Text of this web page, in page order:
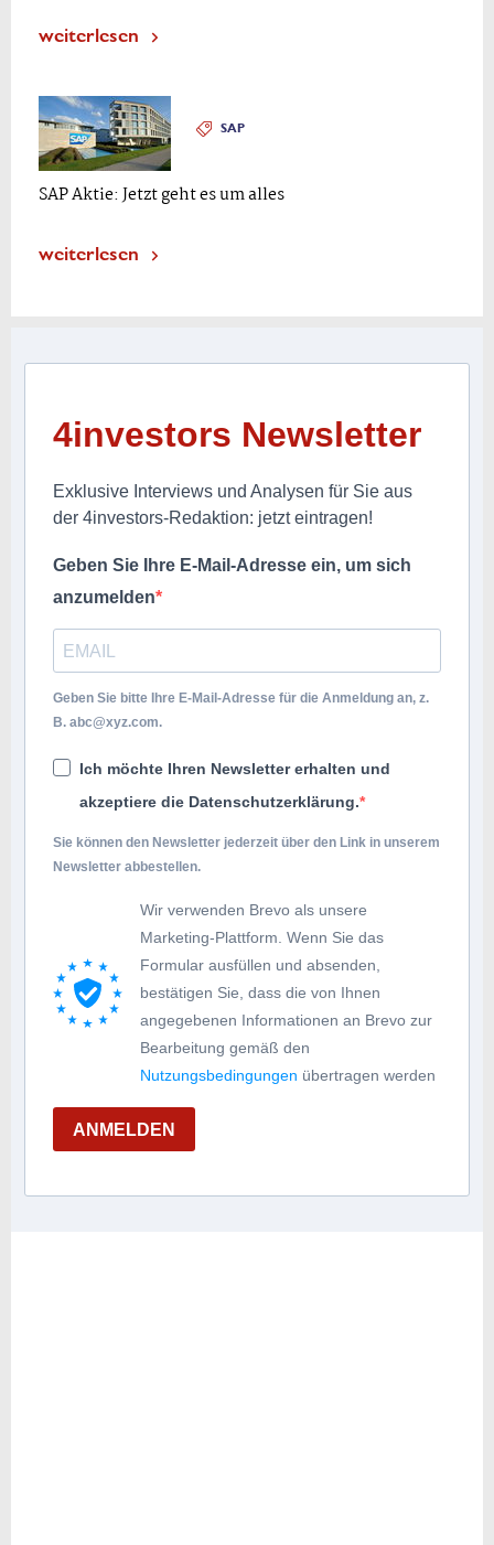
weiterlesen
SAP
SAP Aktie: Jetzt geht es um alles
weiterlesen
4investors Newsletter
Exklusive Interviews und Analysen für Sie aus
der 4investors-Redaktion: jetzt eintragen!
Geben Sie Ihre E-Mail-Adresse ein, um sich
anzumelden
Geben Sie bitte Ihre E-Mail-Adresse für die Anmeldung an, z.
B. abc@xyz.com.
Ich möchte Ihren Newsletter erhalten und
akzeptiere die Datenschutzerklärung.
Sie können den Newsletter jederzeit über den Link in unserem
Newsletter abbestellen.
Wir verwenden Brevo als unsere
Marketing-Plattform. Wenn Sie das
Formular ausfüllen und absenden,
bestätigen Sie, dass die von Ihnen
angegebenen Informationen an Brevo zur
Bearbeitung gemäß den
Nutzungsbedingungen übertragen werden
ANMELDEN